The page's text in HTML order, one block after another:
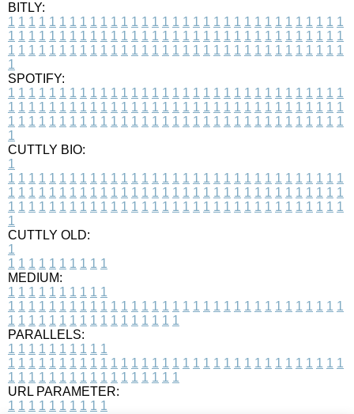
BITLY:
1 1 1 1 1 1 1 1 1 1 1 1 1 1 1 1 1 1 1 1 1 1 1 1 1 1 1 1 1 1 1 1 1
1 1 1 1 1 1 1 1 1 1 1 1 1 1 1 1 1 1 1 1 1 1 1 1 1 1 1 1 1 1 1 1 1
1 1 1 1 1 1 1 1 1 1 1 1 1 1 1 1 1 1 1 1 1 1 1 1 1 1 1 1 1 1 1 1 1
1
SPOTIFY:
1 1 1 1 1 1 1 1 1 1 1 1 1 1 1 1 1 1 1 1 1 1 1 1 1 1 1 1 1 1 1 1 1
1 1 1 1 1 1 1 1 1 1 1 1 1 1 1 1 1 1 1 1 1 1 1 1 1 1 1 1 1 1 1 1 1
1 1 1 1 1 1 1 1 1 1 1 1 1 1 1 1 1 1 1 1 1 1 1 1 1 1 1 1 1 1 1 1 1
1
CUTTLY BIO:
1
1 1 1 1 1 1 1 1 1 1 1 1 1 1 1 1 1 1 1 1 1 1 1 1 1 1 1 1 1 1 1 1 1
1 1 1 1 1 1 1 1 1 1 1 1 1 1 1 1 1 1 1 1 1 1 1 1 1 1 1 1 1 1 1 1 1
1 1 1 1 1 1 1 1 1 1 1 1 1 1 1 1 1 1 1 1 1 1 1 1 1 1 1 1 1 1 1 1 1
1
CUTTLY OLD:
1
1 1 1 1 1 1 1 1 1 1
MEDIUM:
1 1 1 1 1 1 1 1 1 1
1 1 1 1 1 1 1 1 1 1 1 1 1 1 1 1 1 1 1 1 1 1 1 1 1 1 1 1 1 1 1 1 1
1 1 1 1 1 1 1 1 1 1 1 1 1 1 1 1 1
PARALLELS:
1 1 1 1 1 1 1 1 1 1
1 1 1 1 1 1 1 1 1 1 1 1 1 1 1 1 1 1 1 1 1 1 1 1 1 1 1 1 1 1 1 1 1
1 1 1 1 1 1 1 1 1 1 1 1 1 1 1 1 1
URL PARAMETER:
1 1 1 1 1 1 1 1 1 1